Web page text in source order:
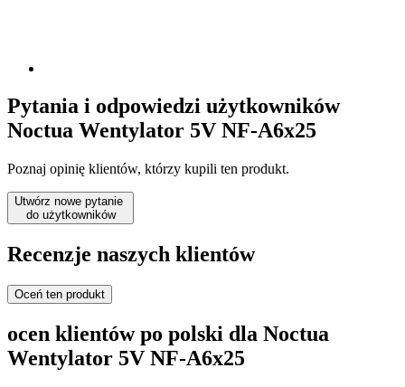
Pytania i odpowiedzi użytkowników
Noctua Wentylator 5V NF-A6x25
Poznaj opinię klientów, którzy kupili ten produkt.
Utwórz nowe pytanie
do użytkowników
Recenzje naszych klientów
Oceń ten produkt
ocen klientów po polski dla Noctua
Wentylator 5V NF-A6x25